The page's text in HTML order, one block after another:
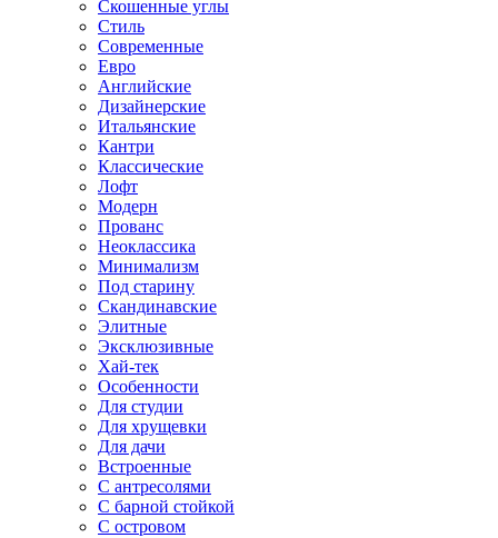
Скошенные углы
Стиль
Современные
Евро
Английские
Дизайнерские
Итальянские
Кантри
Классические
Лофт
Модерн
Прованс
Неоклассика
Минимализм
Под старину
Скандинавские
Элитные
Эксклюзивные
Хай-тек
Особенности
Для студии
Для хрущевки
Для дачи
Встроенные
С антресолями
С барной стойкой
С островом